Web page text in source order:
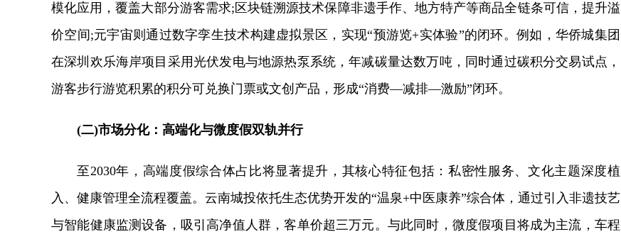
模化应用，覆盖大部分游客需求;区块链溯源技术保障非遗手作、地方特产等商品全链条可信，提升溢
价空间;元宇宙则通过数字孪生技术构建虚拟景区，实现“预游览+实体验”的闭环。例如，华侨城集团
在深圳欢乐海岸项目采用光伏发电与地源热泵系统，年减碳量达数万吨，同时通过碳积分交易试点，
游客步行游览积累的积分可兑换门票或文创产品，形成“消费—减排—激励”闭环。
(二)市场分化：高端化与微度假双轨并行
至2030年，高端度假综合体占比将显著提升，其核心特征包括：私密性服务、文化主题深度植
入、健康管理全流程覆盖。云南城投依托生态优势开发的“温泉+中医康养”综合体，通过引入非遗技艺
与智能健康监测设备，吸引高净值人群，客单价超三万元。与此同时，微度假项目将成为主流，车程